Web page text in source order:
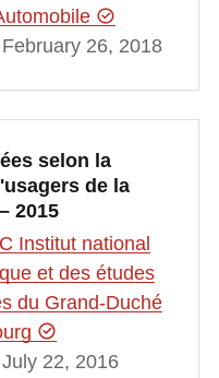
26, 2018
selon la
de la
2015
Institut national
et des études
du Grand-Duché
22, 2016